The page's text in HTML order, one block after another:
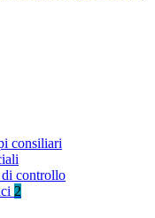
consiliari
controllo
2